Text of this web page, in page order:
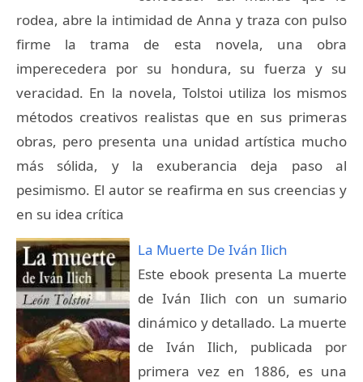
rodea, abre la intimidad de Anna y traza con pulso
firme la trama de esta novela, una obra
imperecedera por su hondura, su fuerza y su
veracidad. En la novela, Tolstoi utiliza los mismos
métodos creativos realistas que en sus primeras
obras, pero presenta una unidad artística mucho
más sólida, y la exuberancia deja paso al
pesimismo. El autor se reafirma en sus creencias y
en su idea crítica
La Muerte De Iván Ilich
Este ebook presenta La muerte
de Iván Ilich con un sumario
dinámico y detallado. La muerte
de Iván Ilich, publicada por
primera vez en 1886, es una